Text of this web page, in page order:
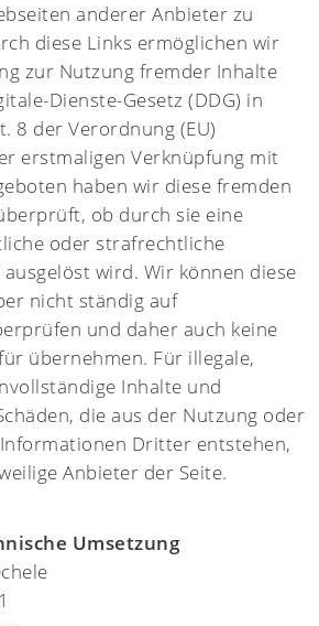
anderer Anbieter zu
diese Links ermöglichen wir
zur Nutzung fremder Inhalte
Dienste-Gesetz (DDG) in
8 der Verordnung (EU)
erstmaligen Verknüpfung mit
haben wir diese fremden
ob durch sie eine
oder strafrechtliche
wird. Wir können diese
nicht ständig auf
und daher auch keine
übernehmen. Für illegale,
Inhalte und
die aus der Nutzung oder
Dritter entstehen,
Anbieter der Seite.
Umsetzung